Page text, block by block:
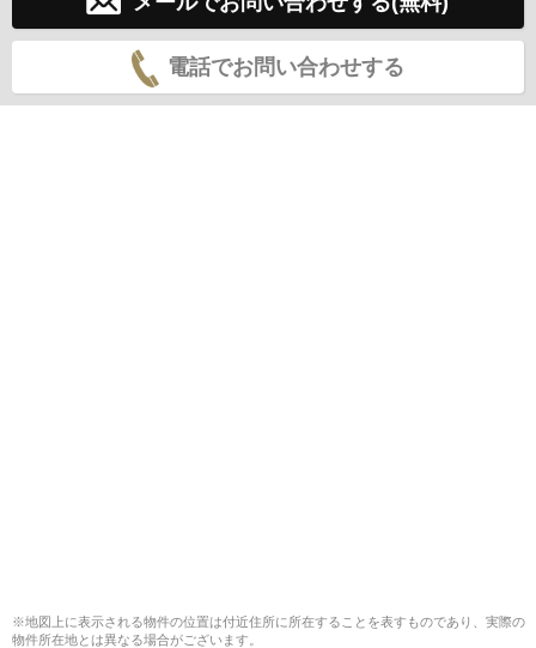
電話でお問い合わせする
※地図上に表示される物件の位置は付近住所に所在することを表すものであり、実際の
物件所在地とは異なる場合がございます。